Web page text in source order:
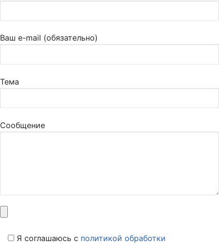
Ваш e-mail (обязательно)
Тема
Сообщение
Я соглашаюсь c политикой обработки